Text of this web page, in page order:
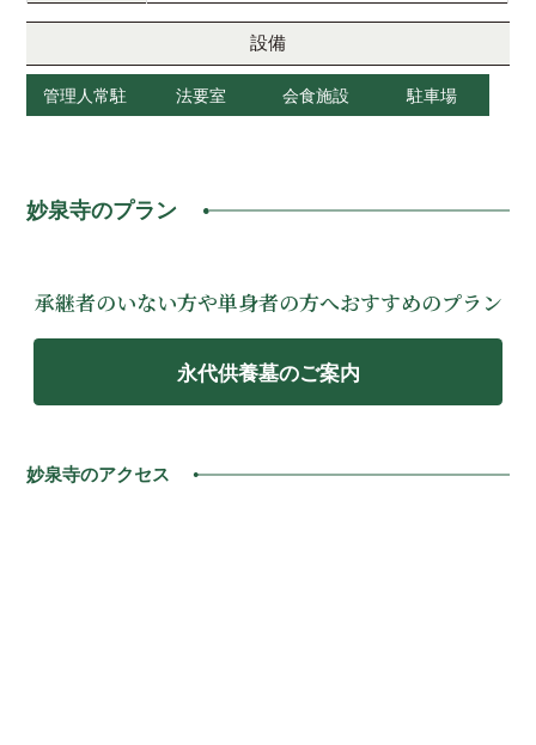
設備
管理人常駐 法要室 会食施設 駐車場
妙泉寺のプラン
承継者のいない方や単身者の方へおすすめのプラン
永代供養墓のご案内
妙泉寺のアクセス